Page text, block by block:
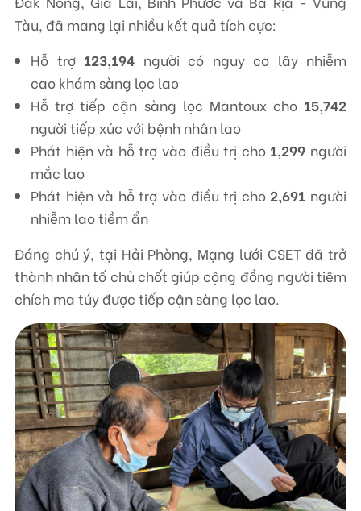
Tàu, đã mang lại nhiều kết quả tích cực:
Hỗ trợ 123,194 người có nguy cơ lây nhiễm
cao khám sàng lọc lao
Hỗ trợ tiếp cận sàng lọc Mantoux cho 15,742
người tiếp xúc với bệnh nhân lao
Phát hiện và hỗ trợ vào điều trị cho 1,299 người
mắc lao
Phát hiện và hỗ trợ vào điều trị cho 2,691 người
nhiễm lao tiềm ẩn
Đáng chú ý, tại Hải Phòng, Mạng lưới CSET đã trở
thành nhân tố chủ chốt giúp cộng đồng người tiêm
chích ma túy được tiếp cận sàng lọc lao.